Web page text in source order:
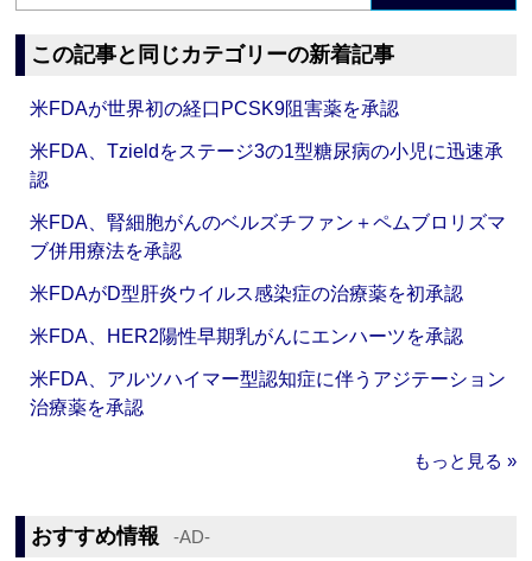
この記事と同じカテゴリーの新着記事
米FDAが世界初の経口PCSK9阻害薬を承認
米FDA、Tzieldをステージ3の1型糖尿病の小児に迅速承
認
米FDA、腎細胞がんのベルズチファン＋ペムブロリズマ
ブ併用療法を承認
米FDAがD型肝炎ウイルス感染症の治療薬を初承認
米FDA、HER2陽性早期乳がんにエンハーツを承認
米FDA、アルツハイマー型認知症に伴うアジテーション
治療薬を承認
もっと見る »
おすすめ情報 ‐AD‐